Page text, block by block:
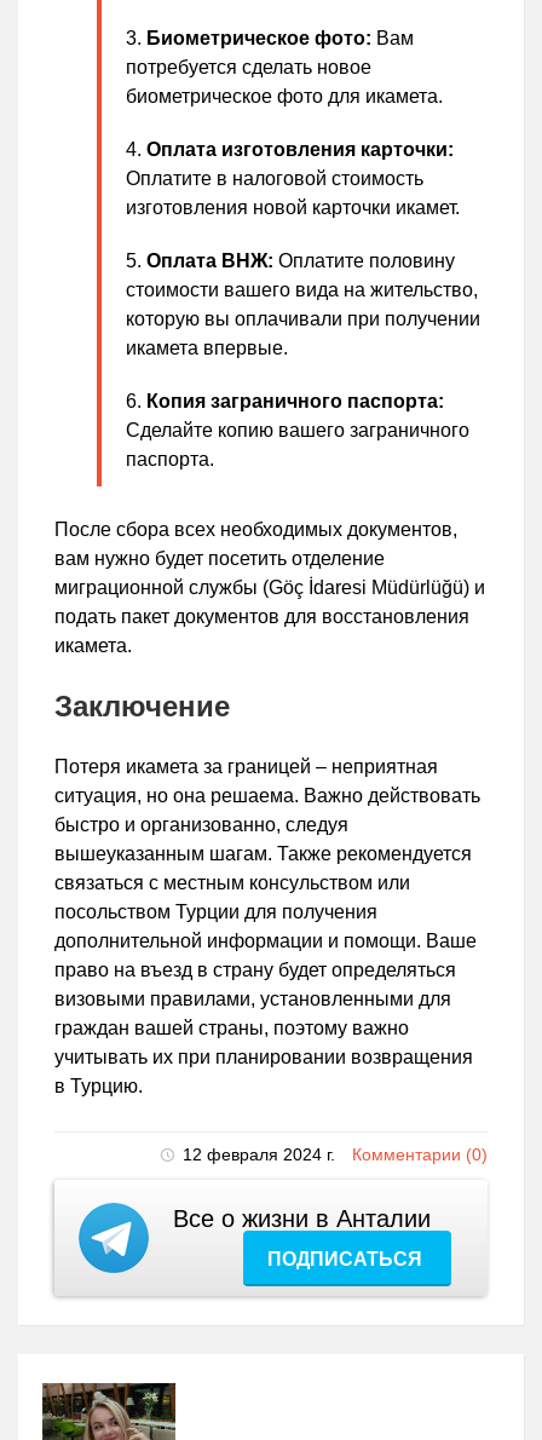
Биометрическое фото: Вам
потребуется сделать новое
биометрическое фото для икамета.
Оплата изготовления карточки:
Оплатите в налоговой стоимость
изготовления новой карточки икамет.
Оплата ВНЖ: Оплатите половину
стоимости вашего вида на жительство,
которую вы оплачивали при получении
икамета впервые.
Копия заграничного паспорта:
Сделайте копию вашего заграничного
паспорта.
После сбора всех необходимых документов,
вам нужно будет посетить отделение
миграционной службы (Göç İdaresi Müdürlüğü) и
подать пакет документов для восстановления
икамета.
Заключение
Потеря икамета за границей – неприятная
ситуация, но она решаема. Важно действовать
быстро и организованно, следуя
вышеуказанным шагам. Также рекомендуется
связаться с местным консульством или
посольством Турции для получения
дополнительной информации и помощи. Ваше
право на въезд в страну будет определяться
визовыми правилами, установленными для
граждан вашей страны, поэтому важно
учитывать их при планировании возвращения
в Турцию.
12 февраля 2024 г. Комментарии (0)
Все о жизни в Анталии
ПОДПИСАТЬСЯ